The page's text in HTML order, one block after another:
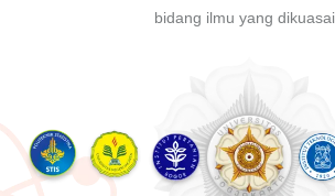
bidang ilmu yang dikuasai.